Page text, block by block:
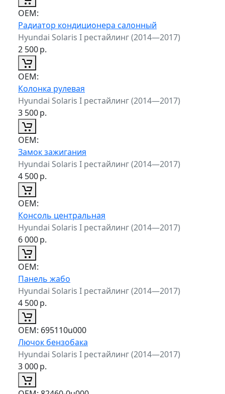
ОЕМ:
Радиатор кондиционера салонный
Hyundai Solaris I рестайлинг (2014—2017)
2 500р.
ОЕМ:
Колонка рулевая
Hyundai Solaris I рестайлинг (2014—2017)
3 500р.
ОЕМ:
Замок зажигания
Hyundai Solaris I рестайлинг (2014—2017)
4 500р.
ОЕМ:
Консоль центральная
Hyundai Solaris I рестайлинг (2014—2017)
6 000р.
ОЕМ:
Панель жабо
Hyundai Solaris I рестайлинг (2014—2017)
4 500р.
ОЕМ: 695110u000
Лючок бензобака
Hyundai Solaris I рестайлинг (2014—2017)
3 000р.